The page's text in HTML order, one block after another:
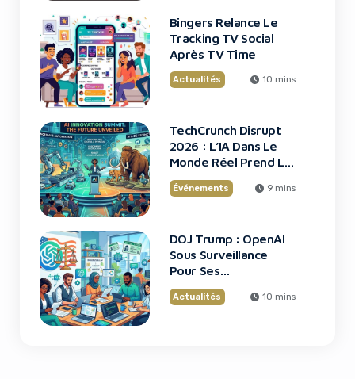
Bingers Relance Le
Tracking TV Social
Après TV Time
Actualités 10 mins
TechCrunch Disrupt
2026 : L’IA Dans Le
Monde Réel Prend La
Scène
Événements 9 mins
DOJ Trump : OpenAI
Sous Surveillance
Pour Ses
Recrutements
Actualités 10 mins